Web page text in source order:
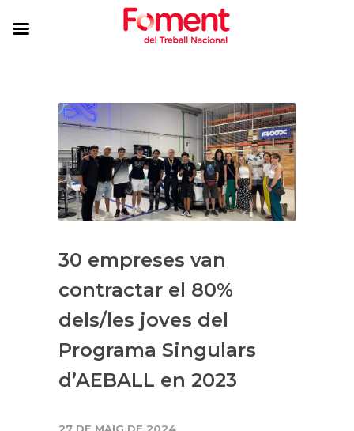
30 empreses van
contractar el 80%
dels/les joves del
Programa Singulars
d’AEBALL en 2023